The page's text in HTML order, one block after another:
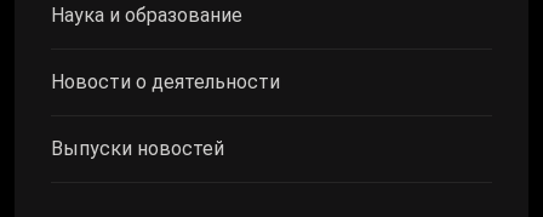
Наука и образование
Новости о деятельности
Выпуски новостей